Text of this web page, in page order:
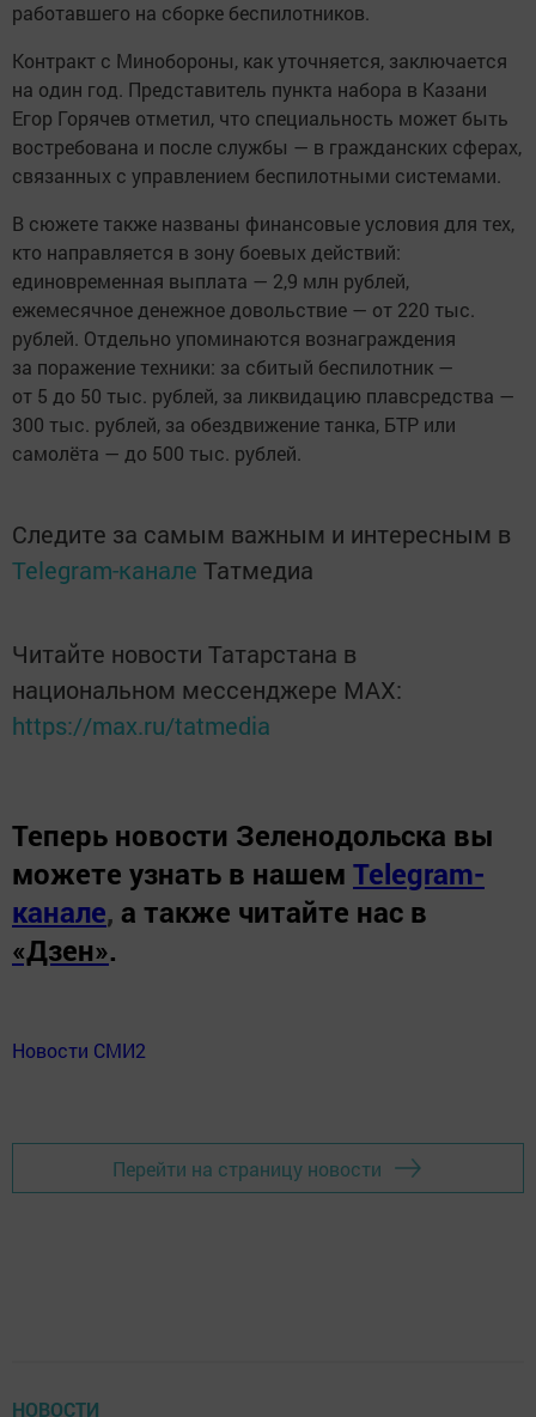
работавшего на сборке беспилотников.
Контракт с Минобороны, как уточняется, заключается
на один год. Представитель пункта набора в Казани
Егор Горячев отметил, что специальность может быть
востребована и после службы — в гражданских сферах,
связанных с управлением беспилотными системами.
В сюжете также названы финансовые условия для тех,
кто направляется в зону боевых действий:
единовременная выплата — 2,9 млн рублей,
ежемесячное денежное довольствие — от 220 тыс.
рублей. Отдельно упоминаются вознаграждения
за поражение техники: за сбитый беспилотник —
от 5 до 50 тыс. рублей, за ликвидацию плавсредства —
300 тыс. рублей, за обездвижение танка, БТР или
самолёта — до 500 тыс. рублей.
Следите за самым важным и интересным в
Telegram-канале Татмедиа
Читайте новости Татарстана в
национальном мессенджере MАХ:
https://max.ru/tatmedia
Теперь новости Зеленодольска вы
можете узнать в нашем Telegram-
канале, а также читайте нас в
«Дзен».
Новости СМИ2
Перейти на страницу новости
НОВОСТИ